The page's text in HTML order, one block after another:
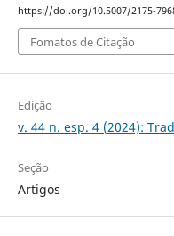
https://doi.org/10.5007/2175-
Fomatos de Citação
Edição
v. 44 n. esp. 4 (2024):
Seção
Artigos